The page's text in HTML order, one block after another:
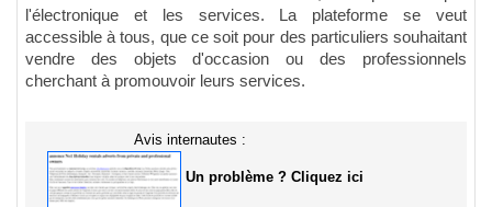
l'électronique et les services. La plateforme se veut
accessible à tous, que ce soit pour des particuliers souhaitant
vendre des objets d'occasion ou des professionnels
cherchant à promouvoir leurs services.
Avis internautes :
Un problème ? Cliquez ici